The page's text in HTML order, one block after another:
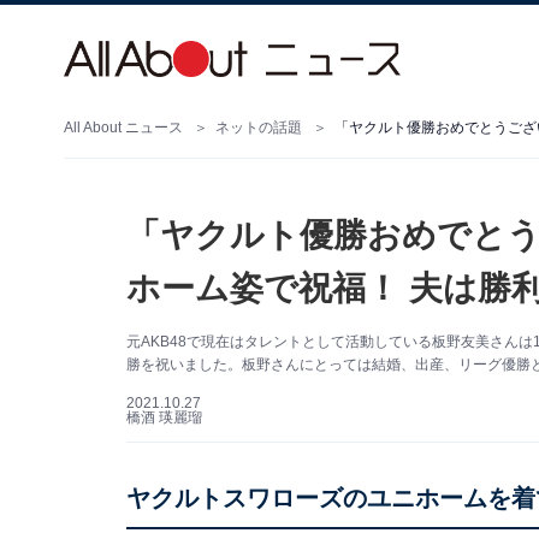
All About ニュース ネットの話題 「ヤクルト優勝おめでとうご
「ヤクルト優勝おめでと
ホーム姿で祝福！ 夫は勝
元AKB48で現在はタレントとして活動している板野友美さん
勝を祝いました。板野さんにとっては結婚、出産、リーグ優勝
2021.10.27
橋酒 瑛麗瑠
ヤクルトスワローズのユニホームを